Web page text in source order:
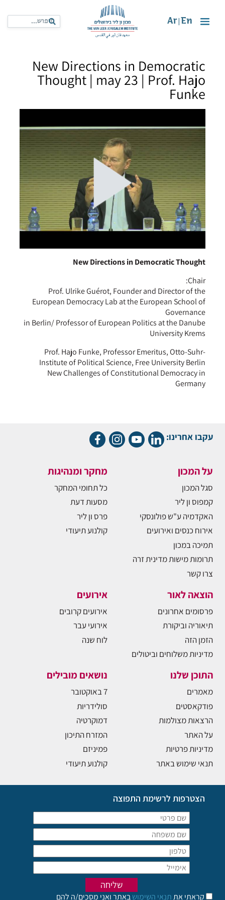
En
Ar
New Directions in Democratic
Thought | may 23 | Prof. Hajo
Funke
New Directions in Democratic Thought
Chair:
Prof. Ulrike Guérot, Founder and Director of the
European Democracy Lab at the European School of
Governance
in Berlin/ Professor of European Politics at the Danube
University Krems
Prof. Hajo Funke, Professor Emeritus, Otto-Suhr-
Institute of Political Science, Free University Berlin
New Challenges of Constitutional Democracy in
Germany
עקבו אחרינו:
על המכון
סגל המכון
קמפוס ון ליר
האקדמיה ע"ש פולונסקי
אירוח כנסים ואירועים
תמיכה במכון
תרומות מישות מדינית זרה
צרו קשר
מחקר ומנהיגות
כל תחומי המחקר
מסעות דעת
פרס ון ליר
קולנוע תיעודי
הוצאה לאור
פרסומים אחרונים
תיאוריה וביקורת
הזמן הזה
מדיניות משלוחים וביטולים
אירועים
אירועים קרובים
אירועי עבר
לוח שנה
התוכן שלנו
מאמרים
פודקאסטים
הרצאות מצולמות
על האתר
מדיניות פרטיות
תנאי שימוש באתר
נושאים מובילים
7 באוקטובר
סולידריות
דמוקרטיה
המזרח התיכון
פמיניזם
קולנוע תיעודי
הצטרפות לרשימת התפוצה
קראתי אתתנאי השימושבאתר ואני מסכים/ה להם